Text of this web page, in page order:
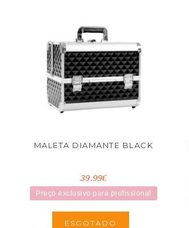
MALETA DIAMANTE BLACK
39.99€
Preço exclusivo para profissional
ESGOTADO